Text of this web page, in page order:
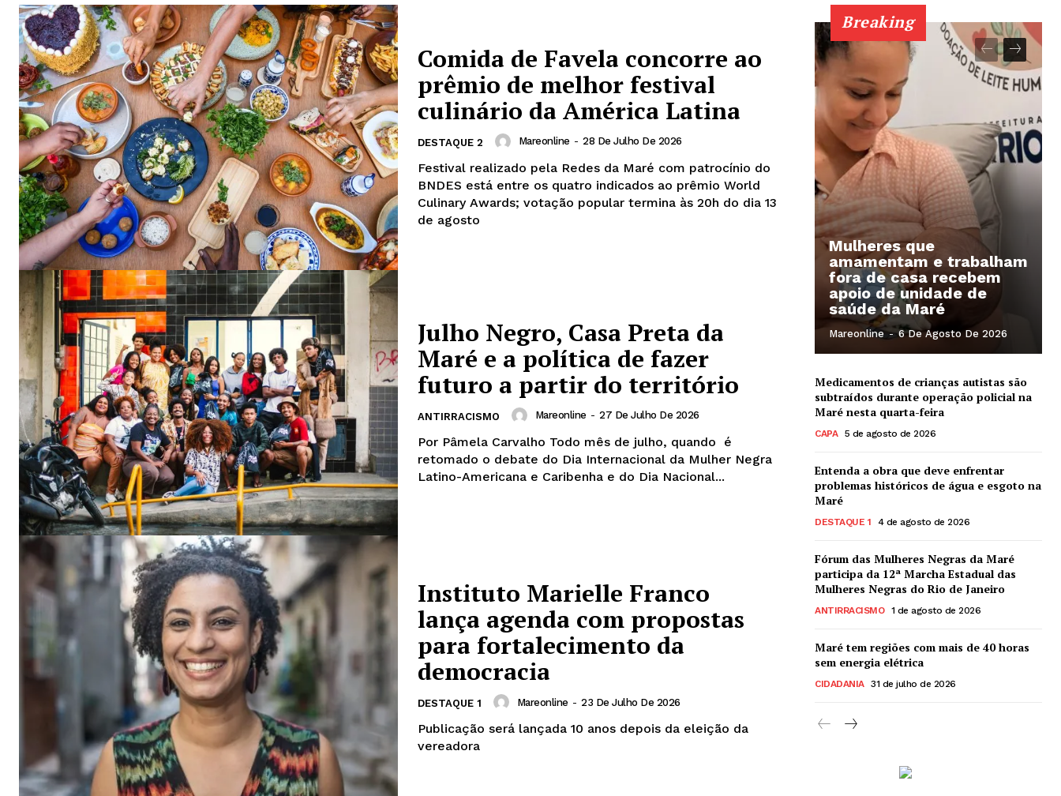
News Week
Magazine PRO
SUBSCRIBE NOW
Company
About
Contact us
Subscription Plans
My account
Comida de Favela concorre ao
prêmio de melhor festival
culinário da América Latina
DESTAQUE 2 Mareonline - 28 De Julho De 2026
Festival realizado pela Redes da Maré com patrocínio do
BNDES está entre os quatro indicados ao prêmio World
Culinary Awards; votação popular termina às 20h do dia 13
de agosto
Julho Negro, Casa Preta da
Maré e a política de fazer
futuro a partir do território
ANTIRRACISMO Mareonline - 27 De Julho De 2026
Por Pâmela Carvalho Todo mês de julho, quando é
retomado o debate do Dia Internacional da Mulher Negra
Latino-Americana e Caribenha e do Dia Nacional...
Instituto Marielle Franco
lança agenda com propostas
para fortalecimento da
democracia
DESTAQUE 1 Mareonline - 23 De Julho De 2026
Publicação será lançada 10 anos depois da eleição da
vereadora
Breaking
Mulheres que
amamentam e trabalham
fora de casa recebem
apoio de unidade de
saúde da Maré
Mareonline - 6 De Agosto De 2026
Medicamentos de crianças autistas são
subtraídos durante operação policial na
Maré nesta quarta-feira
CAPA 5 de agosto de 2026
Entenda a obra que deve enfrentar
problemas históricos de água e esgoto na
Maré
DESTAQUE 1 4 de agosto de 2026
Fórum das Mulheres Negras da Maré
participa da 12ª Marcha Estadual das
Mulheres Negras do Rio de Janeiro
ANTIRRACISMO 1 de agosto de 2026
Maré tem regiões com mais de 40 horas
sem energia elétrica
CIDADANIA 31 de julho de 2026